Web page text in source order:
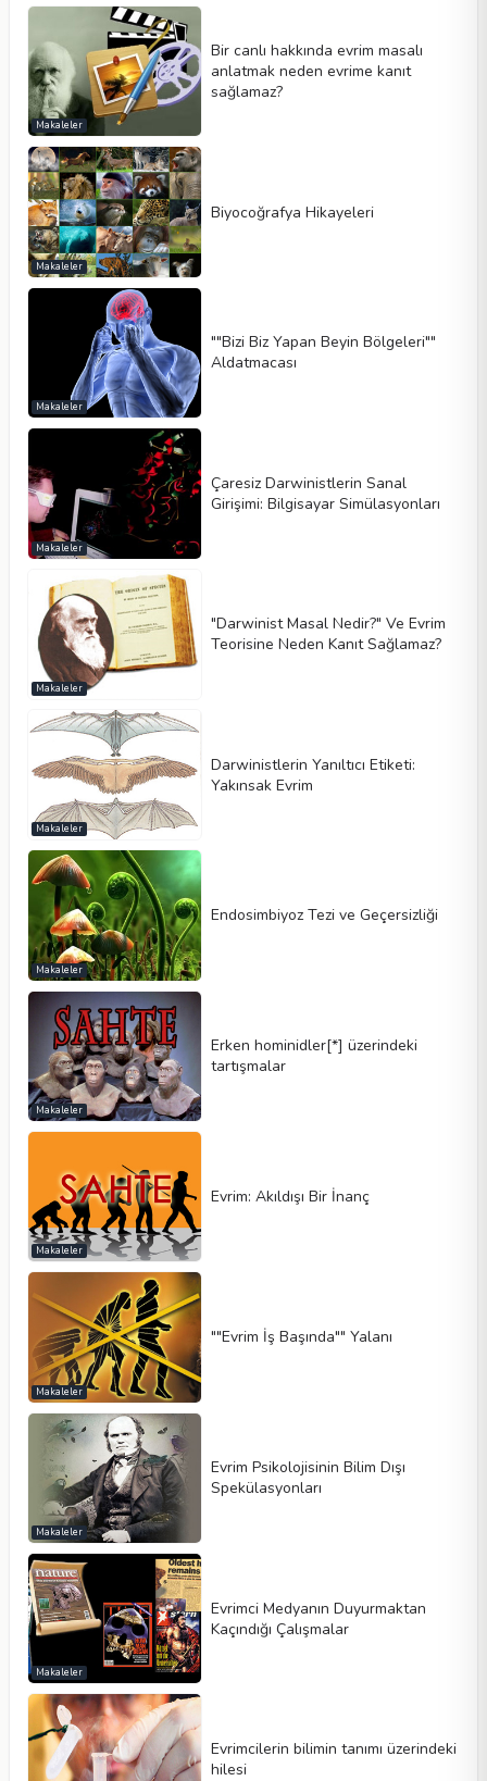
Makaleler
Bir canlı hakkında evrim masalı
anlatmak neden evrime kanıt
sağlamaz?
Makaleler
Biyocoğrafya Hikayeleri
Makaleler
""Bizi Biz Yapan Beyin Bölgeleri""
Aldatmacası
Makaleler
Çaresiz Darwinistlerin Sanal
Girişimi: Bilgisayar Simülasyonları
Makaleler
"Darwinist Masal Nedir?" Ve Evrim
Teorisine Neden Kanıt Sağlamaz?
Makaleler
Darwinistlerin Yanıltıcı Etiketi:
Yakınsak Evrim
Makaleler
Endosimbiyoz Tezi ve Geçersizliği
Makaleler
Erken hominidler[*] üzerindeki
tartışmalar
Makaleler
Evrim: Akıldışı Bir İnanç
Makaleler
""Evrim İş Başında"" Yalanı
Makaleler
Evrim Psikolojisinin Bilim Dışı
Spekülasyonları
Makaleler
Evrimci Medyanın Duyurmaktan
Kaçındığı Çalışmalar
Evrimcilerin bilimin tanımı üzerindeki
hilesi